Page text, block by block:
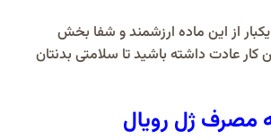
از این ماده ارزشمند و شفا بخش
کار عادت داشته باشید تا سلامتی بدنتان
مصرف ژل رویال